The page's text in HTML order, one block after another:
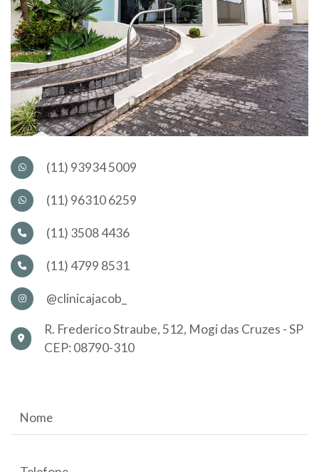
(11) 93934 5009
(11) 96310 6259
(11) 3508 4436
(11) 4799 8531
@clinicajacob_
R. Frederico Straube, 512, Mogi das Cruzes - SP
CEP: 08790-310